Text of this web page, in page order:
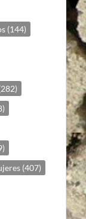
(144)
(407)